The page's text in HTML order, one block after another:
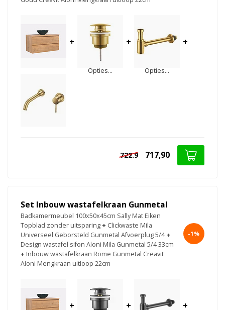
+
Opties...
+
Opties...
+
722.9 717,90
Set Inbouw wastafelkraan Gunmetal
Badkamermeubel 100x50x45cm Sally Mat Eiken
Topblad zonder uitsparing + Clickwaste Mila
Universeel Geborsteld Gunmetal Afvoerplug 5/4 +
Design wastafel sifon Aloni Mila Gunmetal 5/4 33cm
+ Inbouw wastafelkraan Rome Gunmetal Creavit
Aloni Mengkraan uitloop 22cm
-1%
+ + +